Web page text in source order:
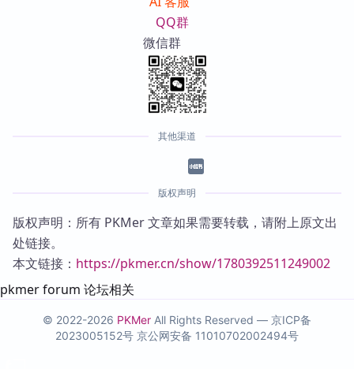
QQ群
微信群
其他渠道
版权声明
版权声明：所有 PKMer 文章如果需要转载，请附上原文出
处链接。
本文链接： https://pkmer.cn/show/1780392511249002
pkmer forum 论坛相关
© 2022-2026 PKMer All Rights Reserved — 京ICP备
2023005152号 京公网安备 11010702002494号